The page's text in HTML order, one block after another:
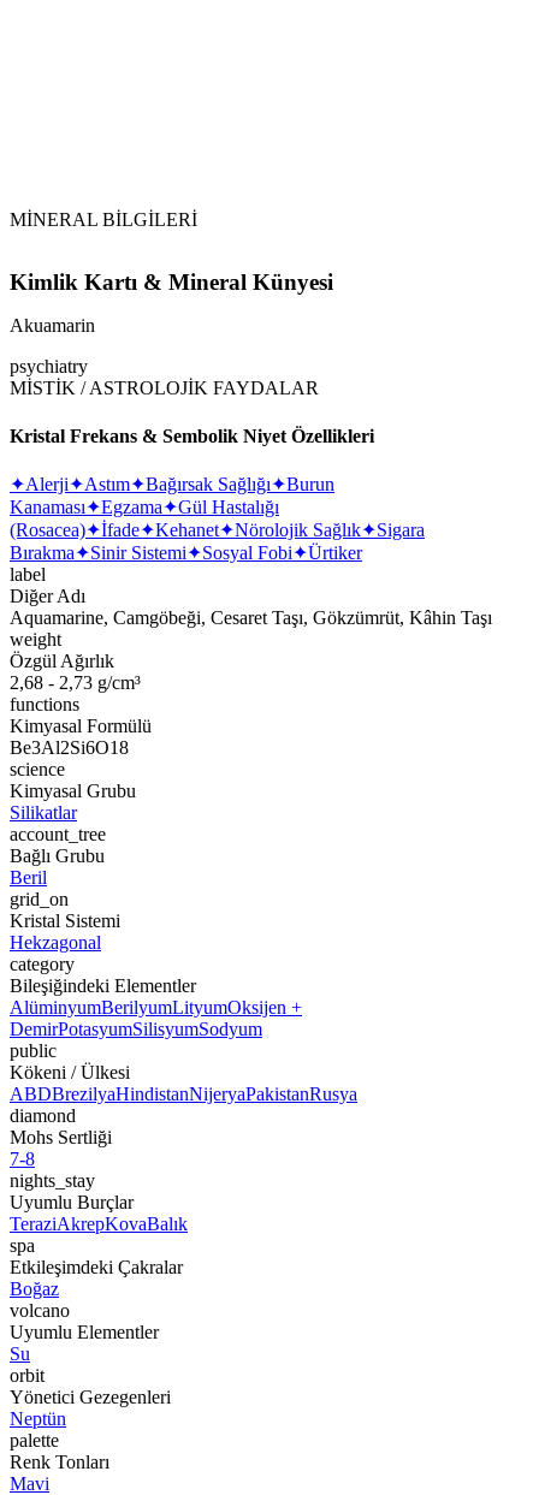
MİNERAL BİLGİLERİ
Kimlik Kartı & Mineral Künyesi
Akuamarin
psychiatry
MİSTİK / ASTROLOJİK FAYDALAR
Kristal Frekans & Sembolik Niyet Özellikleri
✦Alerji✦Astım✦Bağırsak Sağlığı✦Burun
Kanaması✦Egzama✦Gül Hastalığı
(Rosacea)✦İfade✦Kehanet✦Nörolojik Sağlık✦Sigara
Bırakma✦Sinir Sistemi✦Sosyal Fobi✦Ürtiker
label
Diğer Adı
Aquamarine, Camgöbeği, Cesaret Taşı, Gökzümrüt, Kâhin Taşı
weight
Özgül Ağırlık
2,68 - 2,73 g/cm³
functions
Kimyasal Formülü
Be3Al2Si6O18
science
Kimyasal Grubu
Silikatlar
account_tree
Bağlı Grubu
Beril
grid_on
Kristal Sistemi
Hekzagonal
category
Bileşiğindeki Elementler
AlüminyumBerilyumLityumOksijen +
DemirPotasyumSilisyumSodyum
public
Kökeni / Ülkesi
ABDBrezilyaHindistanNijeryaPakistanRusya
diamond
Mohs Sertliği
7-8
nights_stay
Uyumlu Burçlar
TeraziAkrepKovaBalık
spa
Etkileşimdeki Çakralar
Boğaz
volcano
Uyumlu Elementler
Su
orbit
Yönetici Gezegenleri
Neptün
palette
Renk Tonları
Mavi